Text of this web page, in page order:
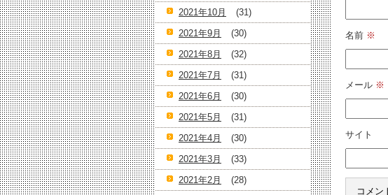
名前 ※
メール ※
サイト
2021年10月
(31)
2021年9月
(30)
2021年8月
(32)
2021年7月
(31)
2021年6月
(30)
2021年5月
(31)
2021年4月
(30)
2021年3月
(33)
2021年2月
(28)